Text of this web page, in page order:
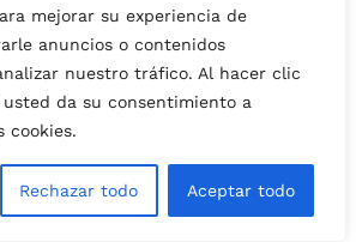
mejorar su experiencia de
anuncios o contenidos
nuestro tráfico. Al hacer clic
usted da su consentimiento a
cookies.
Rechazar todo Aceptar todo
AL CARRITO